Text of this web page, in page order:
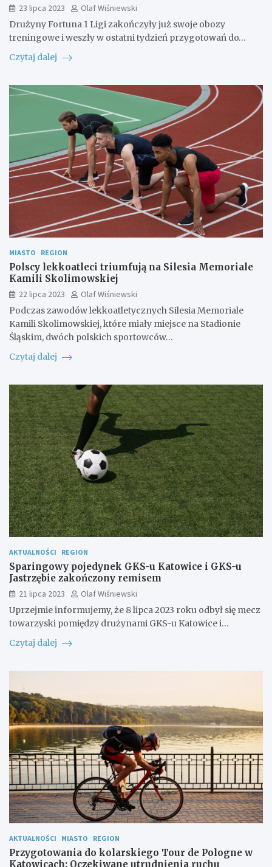
23 lipca 2023
Olaf Wiśniewski
Drużyny Fortuna 1 Ligi zakończyły już swoje obozy
treningowe i weszły w ostatni tydzień przygotowań do…
Czytaj dalej
MIASTO REGION
Polscy lekkoatleci triumfują na Silesia Memoriale
Kamili Skolimowskiej
22 lipca 2023
Olaf Wiśniewski
Podczas zawodów lekkoatletycznych Silesia Memoriale
Kamili Skolimowskiej, które miały miejsce na Stadionie
Śląskim, dwóch polskich sportowców…
Czytaj dalej
AKTUALNOŚCI REGION
Sparingowy pojedynek GKS-u Katowice i GKS-u
Jastrzębie zakończony remisem
21 lipca 2023
Olaf Wiśniewski
Uprzejmie informujemy, że 8 lipca 2023 roku odbył się mecz
towarzyski pomiędzy drużynami GKS-u Katowice i…
Czytaj dalej
AKTUALNOŚCI MIASTO REGION
Przygotowania do kolarskiego Tour de Pologne w
Katowicach: Oczekiwane utrudnienia ruchu